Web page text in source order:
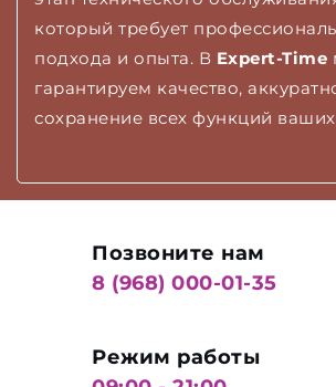
который требует
подхода и опыта. В Expert-Time
гарантируем качество,
сохранение всех функций
Позвоните нам
8 (968) 000-01-35
Режим работы